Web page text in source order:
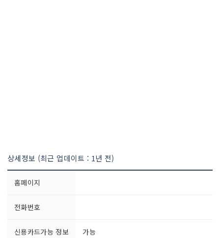
상세정보 (최근 업데이트 : 1년 전)
홈페이지
전화번호
신용카드가능 정보 가능